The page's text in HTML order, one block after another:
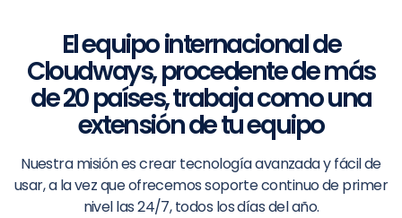
El equipo internacional de
Cloudways, procedente de más
de 20 países, trabaja como una
extensión de tu equipo
Nuestra misión es crear tecnología avanzada y fácil de
usar, a la vez que ofrecemos soporte continuo de primer
nivel las 24/7, todos los días del año.